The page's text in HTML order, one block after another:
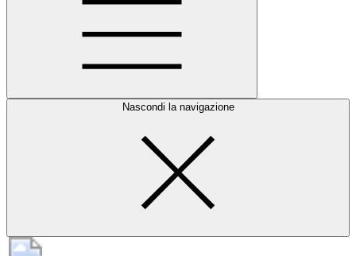
Nascondi la navigazione